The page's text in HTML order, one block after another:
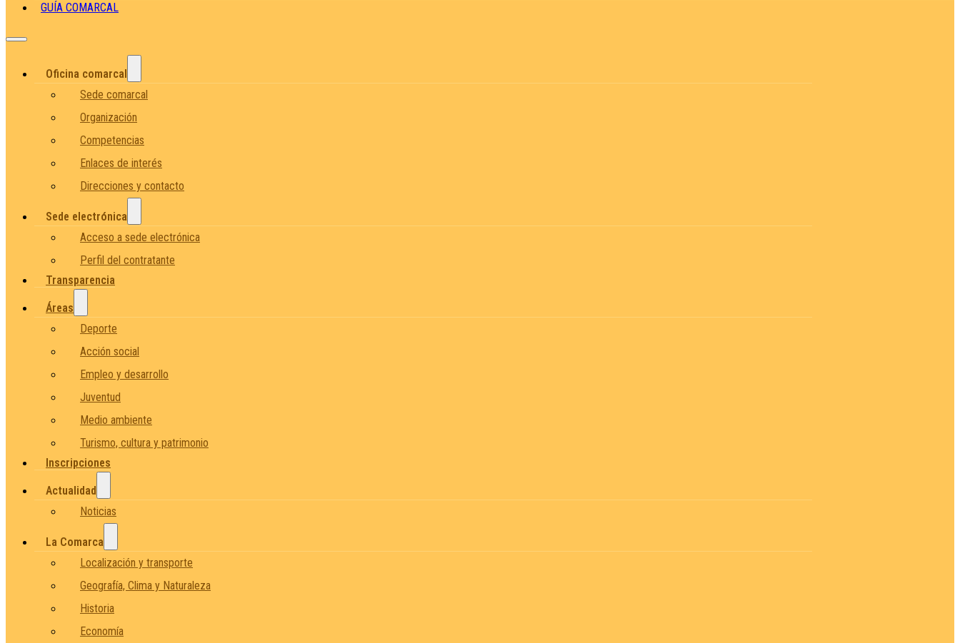
GUÍA COMARCAL
Oficina comarcal
Sede comarcal
Organización
Competencias
Enlaces de interés
Direcciones y contacto
Sede electrónica
Acceso a sede electrónica
Perfil del contratante
Transparencia
Áreas
Deporte
Acción social
Empleo y desarrollo
Juventud
Medio ambiente
Turismo, cultura y patrimonio
Inscripciones
Actualidad
Noticias
La Comarca
Localización y transporte
Geografía, Clima y Naturaleza
Historia
Economía